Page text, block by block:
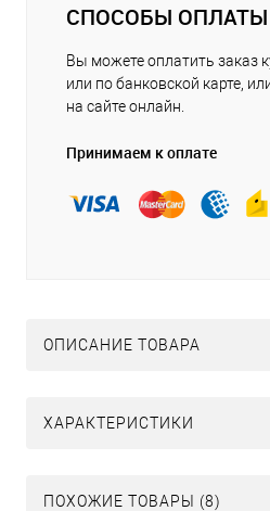
СПОСОБЫ ОПЛАТЫ
Вы можете оплатить заказ
или по банковской карте,
на сайте онлайн.
Принимаем к оплате
ОПИСАНИЕ ТОВАРА
ХАРАКТЕРИСТИКИ
ПОХОЖИЕ ТОВАРЫ (8)